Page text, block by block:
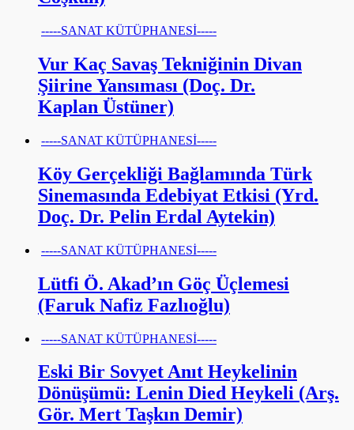
-----SANAT KÜTÜPHANESİ-----
Vur Kaç Savaş Tekniğinin Divan
Şiirine Yansıması (Doç. Dr.
Kaplan Üstüner)
-----SANAT KÜTÜPHANESİ-----
Köy Gerçekliği Bağlamında Türk
Sinemasında Edebiyat Etkisi (Yrd.
Doç. Dr. Pelin Erdal Aytekin)
-----SANAT KÜTÜPHANESİ-----
Lütfi Ö. Akad’ın Göç Üçlemesi
(Faruk Nafiz Fazlıoğlu)
-----SANAT KÜTÜPHANESİ-----
Eski Bir Sovyet Anıt Heykelinin
Dönüşümü: Lenin Died Heykeli (Arş.
Gör. Mert Taşkın Demir)